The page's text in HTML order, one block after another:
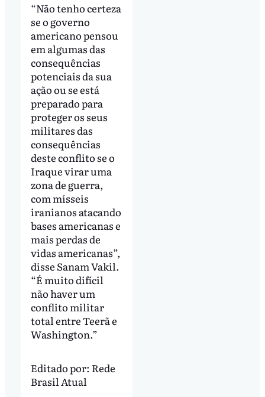
“Não tenho certeza
se o governo
americano pensou
em algumas das
consequências
potenciais da sua
ação ou se está
preparado para
proteger os seus
militares das
consequências
deste conflito se o
Iraque virar uma
zona de guerra,
com mísseis
iranianos atacando
bases americanas e
mais perdas de
vidas americanas”,
disse Sanam Vakil.
“É muito difícil
não haver um
conflito militar
total entre Teerã e
Washington.”
Editado por: Rede
Brasil Atual